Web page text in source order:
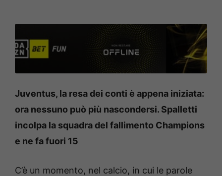
Juventus, la resa dei conti è appena iniziata:
ora nessuno può più nascondersi. Spalletti
incolpa la squadra del fallimento Champions
e ne fa fuori 15
C’è un momento, nel calcio, in cui le parole